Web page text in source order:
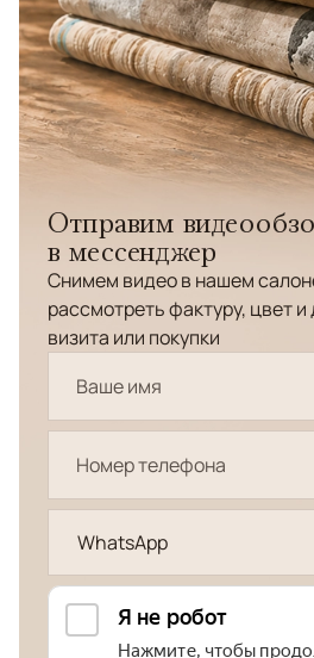
Отправим
в мессенджер
Снимем видео в нашем
рассмотреть фактуру, цвет
визита или покупки
WhatsApp